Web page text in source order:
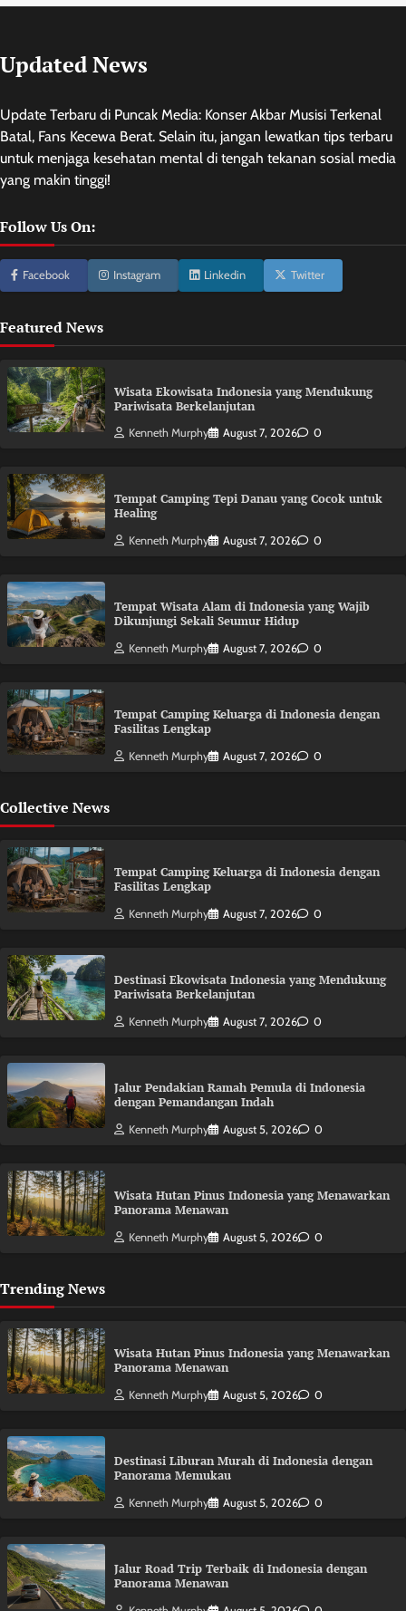
Updated News
Update Terbaru di Puncak Media: Konser Akbar Musisi Terkenal
Batal, Fans Kecewa Berat. Selain itu, jangan lewatkan tips terbaru
untuk menjaga kesehatan mental di tengah tekanan sosial media
yang makin tinggi!
Follow Us On:
Facebook Instagram Linkedin Twitter
Featured News
Wisata Ekowisata Indonesia yang Mendukung
Pariwisata Berkelanjutan
Kenneth Murphy August 7, 2026 0
Tempat Camping Tepi Danau yang Cocok untuk
Healing
Kenneth Murphy August 7, 2026 0
Tempat Wisata Alam di Indonesia yang Wajib
Dikunjungi Sekali Seumur Hidup
Kenneth Murphy August 7, 2026 0
Tempat Camping Keluarga di Indonesia dengan
Fasilitas Lengkap
Kenneth Murphy August 7, 2026 0
Collective News
Tempat Camping Keluarga di Indonesia dengan
Fasilitas Lengkap
Kenneth Murphy August 7, 2026 0
Destinasi Ekowisata Indonesia yang Mendukung
Pariwisata Berkelanjutan
Kenneth Murphy August 7, 2026 0
Jalur Pendakian Ramah Pemula di Indonesia
dengan Pemandangan Indah
Kenneth Murphy August 5, 2026 0
Wisata Hutan Pinus Indonesia yang Menawarkan
Panorama Menawan
Kenneth Murphy August 5, 2026 0
Trending News
Wisata Hutan Pinus Indonesia yang Menawarkan
Panorama Menawan
Kenneth Murphy August 5, 2026 0
Destinasi Liburan Murah di Indonesia dengan
Panorama Memukau
Kenneth Murphy August 5, 2026 0
Jalur Road Trip Terbaik di Indonesia dengan
Panorama Menawan